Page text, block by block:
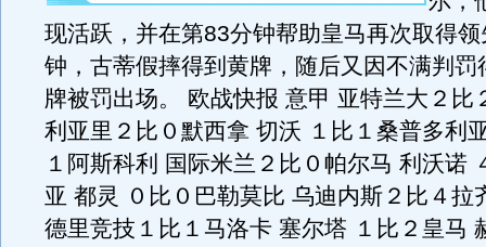
现活跃，并在第83分钟帮助皇马再次取得
钟，古蒂假摔得到黄牌，随后又因不满判罚
牌被罚出场。 欧战快报 意甲 亚特兰大２比
利亚里２比０默西拿 切沃 １比１桑普多利
１阿斯科利 国际米兰２比０帕尔马 利沃诺
亚 都灵 ０比０巴勒莫比 乌迪内斯２比４拉
德里竞技１比１马洛卡 塞尔塔 １比２皇马